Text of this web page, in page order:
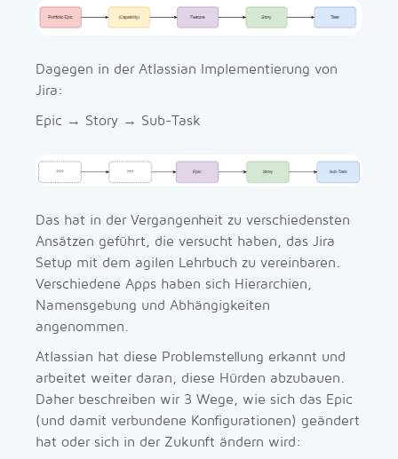
Dagegen in der Atlassian Implementierung von
Jira:
Epic → Story → Sub-Task
Das hat in der Vergangenheit zu verschiedensten
Ansätzen geführt, die versucht haben, das Jira
Setup mit dem agilen Lehrbuch zu vereinbaren.
Verschiedene Apps haben sich Hierarchien,
Namensgebung und Abhängigkeiten
angenommen.
Atlassian hat diese Problemstellung erkannt und
arbeitet weiter daran, diese Hürden abzubauen.
Daher beschreiben wir 3 Wege, wie sich das Epic
(und damit verbundene Konfigurationen) geändert
hat oder sich in der Zukunft ändern wird: